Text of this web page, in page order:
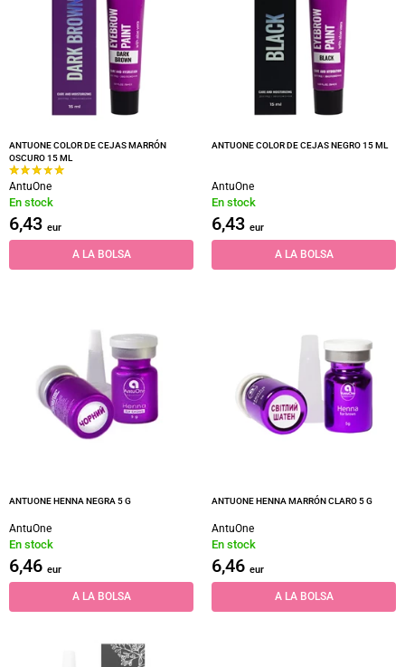
ANTUONE COLOR DE CEJAS MARRÓN
OSCURO 15 ML
AntuOne
En stock
6,43 eur
A LA BOLSA
ANTUONE COLOR DE CEJAS NEGRO 15 ML
AntuOne
En stock
6,43 eur
A LA BOLSA
ANTUONE HENNA NEGRA 5 G
AntuOne
En stock
6,46 eur
A LA BOLSA
ANTUONE HENNA MARRÓN CLARO 5 G
AntuOne
En stock
6,46 eur
A LA BOLSA